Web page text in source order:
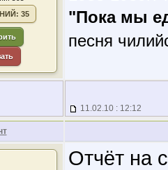
35
"Пока мы
песня
11.02.10 : 12:12
Отчёт на